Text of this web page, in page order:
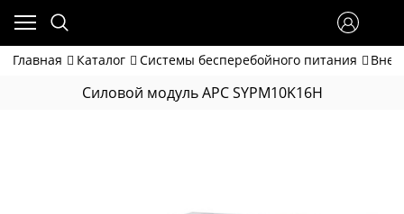
Главная Каталог Системы бесперебойного питания
Силовой модуль APC SYPM10K16H